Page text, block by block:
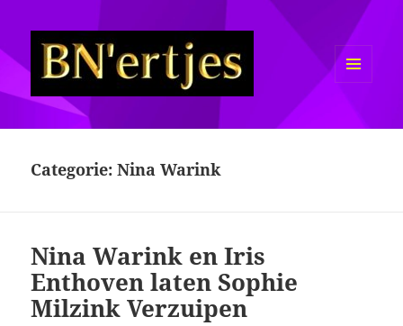
Sexy BN'ers / Bekende
Categorie:Nina Warink
Nina Warink en Iris
Enthoven laten Sophie
Milzink Verzuipen